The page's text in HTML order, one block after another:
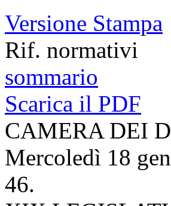
Versione Stampa
Rif. normativi
sommario
Scarica il PDF
CAMERA DEI
Mercoledì 18
46.